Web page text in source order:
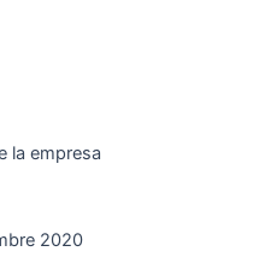
la empresa
2020